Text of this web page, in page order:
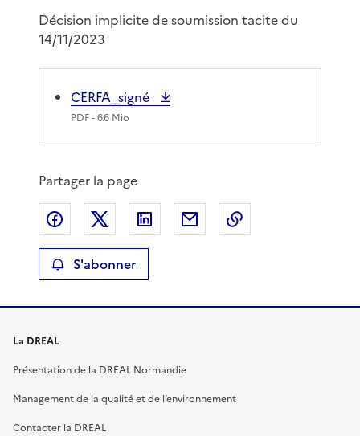
Décision implicite de soumission tacite du
14/11/2023
CERFA_signé
PDF- 6.6 Mio
Partager la page
Partager sur Facebook
Partager sur XPartager sur LinkedIn
Partager par email
S'abonner
La DREAL
Présentation de la DREAL Normandie
Management de la qualité et de l’environnement
Contacter la DREAL